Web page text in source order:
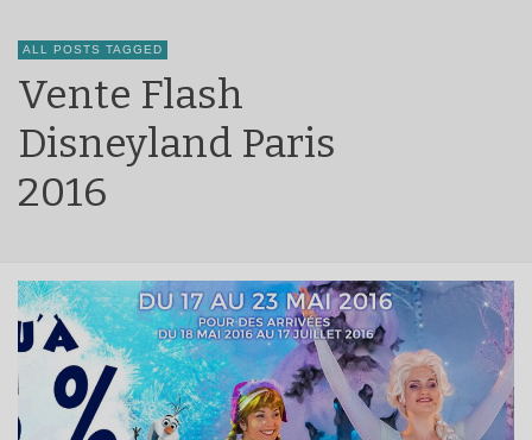
ALL POSTS TAGGED
Vente Flash
Disneyland Paris
2016